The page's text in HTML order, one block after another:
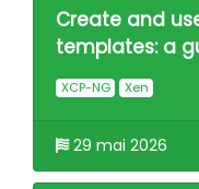
Create and
templates: a
XCP-NG Xen
29 mai 2026